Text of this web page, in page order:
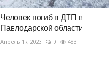
Человек погиб в ДТП в
Павлодарской области
Апрель 17, 2023 0 483